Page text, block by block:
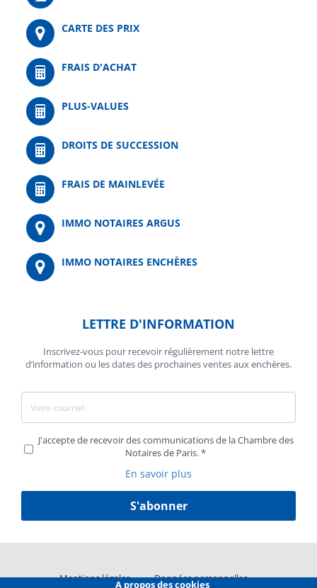
CARTE DES PRIX
FRAIS D'ACHAT
PLUS-VALUES
DROITS DE SUCCESSION
FRAIS DE MAINLEVÉE
IMMO NOTAIRES ARGUS
IMMO NOTAIRES ENCHÈRES
LETTRE D'INFORMATION
Inscrivez-vous pour recevoir régulièrement notre lettre
d’information ou les dates des prochaines ventes aux enchères.
J'accepte de recevoir des communications de la Chambre des
Notaires de Paris.
En savoir plus
S'abonner
Liens Mentions légales Données personnelles
A propos des cookies